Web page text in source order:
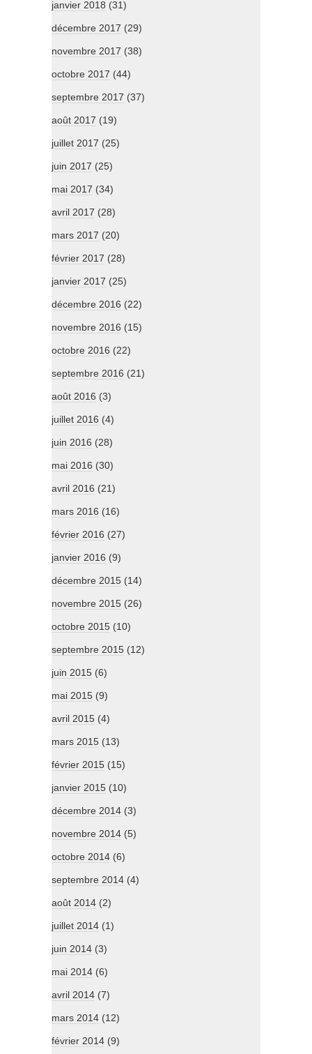
janvier 2018 (31)
décembre 2017 (29)
novembre 2017 (38)
octobre 2017 (44)
septembre 2017 (37)
août 2017 (19)
juillet 2017 (25)
juin 2017 (25)
mai 2017 (34)
avril 2017 (28)
mars 2017 (20)
février 2017 (28)
janvier 2017 (25)
décembre 2016 (22)
novembre 2016 (15)
octobre 2016 (22)
septembre 2016 (21)
août 2016 (3)
juillet 2016 (4)
juin 2016 (28)
mai 2016 (30)
avril 2016 (21)
mars 2016 (16)
février 2016 (27)
janvier 2016 (9)
décembre 2015 (14)
novembre 2015 (26)
octobre 2015 (10)
septembre 2015 (12)
juin 2015 (6)
mai 2015 (9)
avril 2015 (4)
mars 2015 (13)
février 2015 (15)
janvier 2015 (10)
décembre 2014 (3)
novembre 2014 (5)
octobre 2014 (6)
septembre 2014 (4)
août 2014 (2)
juillet 2014 (1)
juin 2014 (3)
mai 2014 (6)
avril 2014 (7)
mars 2014 (12)
février 2014 (9)